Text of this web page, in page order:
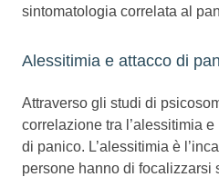
sintomatologia correlata al
Alessitimia e attacco di
Attraverso gli studi di
correlazione tra l’alessitimia
di panico. L’alessitimia è
persone hanno di focalizzarsi